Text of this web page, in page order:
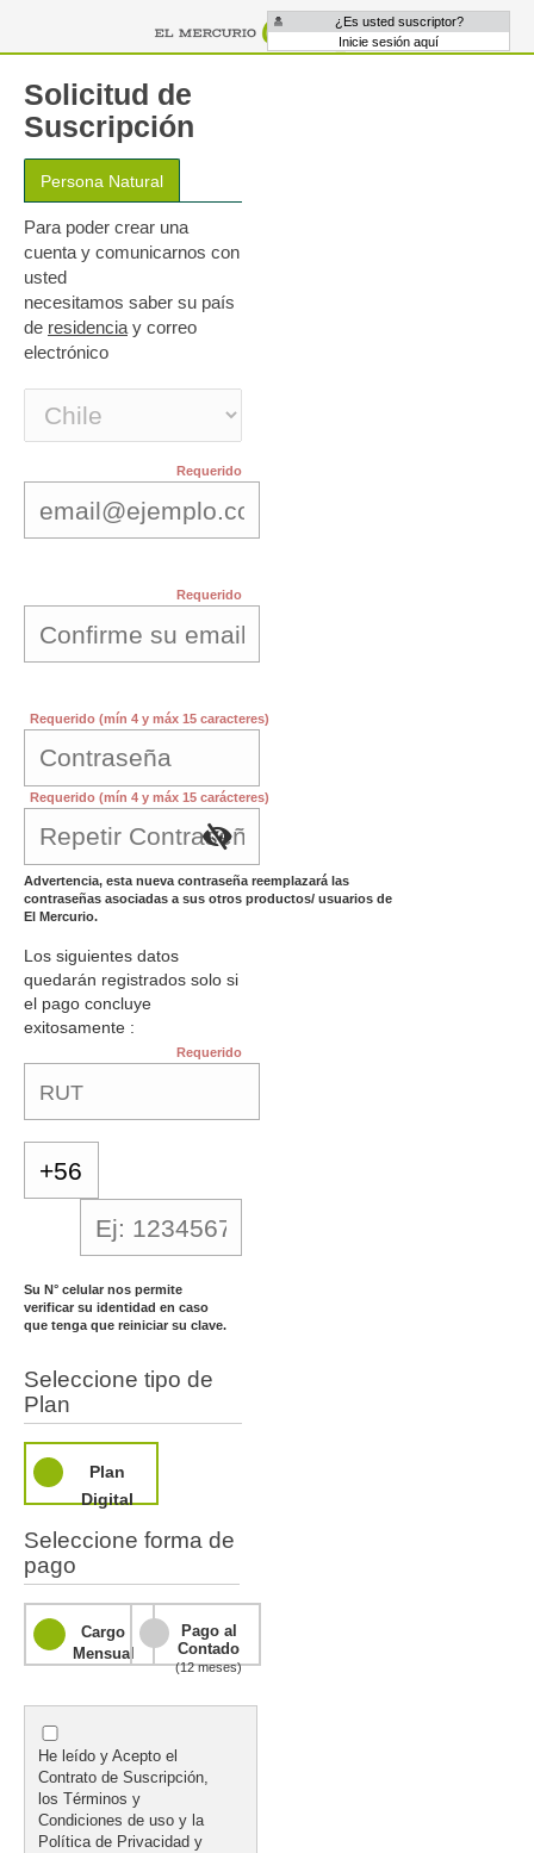
¿Es usted suscriptor?
Inicie sesión aquí
Solicitud de
Suscripción
Para poder crear una
cuenta y comunicarnos con
usted
necesitamos saber su país
de residencia y correo
electrónico
Requerido
Requerido
Requerido (mín 4 y máx 15 caracteres)
Requerido (mín 4 y máx 15 carácteres)
Advertencia, esta nueva contraseña reemplazará las
contraseñas asociadas a sus otros productos/ usuarios de
El Mercurio.
Los siguientes datos
quedarán registrados solo si
el pago concluye
exitosamente :
Requerido
Su N° celular nos permite
verificar su identidad en caso
que tenga que reiniciar su clave.
Seleccione tipo de
Plan
Plan
Digital
Seleccione forma de
pago
Cargo
Mensual
Pago al
Contado
(12 meses)
He leído y Acepto el
Contrato de Suscripción,
los Términos y
Condiciones de uso y la
Política de Privacidad y